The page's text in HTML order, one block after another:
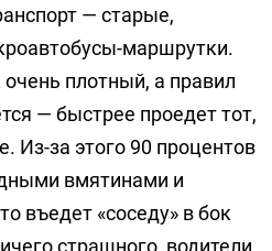
— старые,
маршрутки.
плотный, а правил
— быстрее проедет тот,
Из-за этого 90 процентов
вмятинами и
въедет «соседу» в бок
страшного, водители